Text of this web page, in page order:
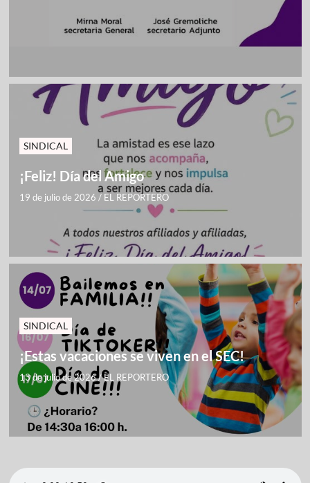
SINDICAL
¡Feliz! Día del Amigo
19 de julio de 2026 / EL REPORTERO
SINDICAL
¡Estas vacaciones se viven en el SEC!
13 de julio de 2026/EL REPORTERO